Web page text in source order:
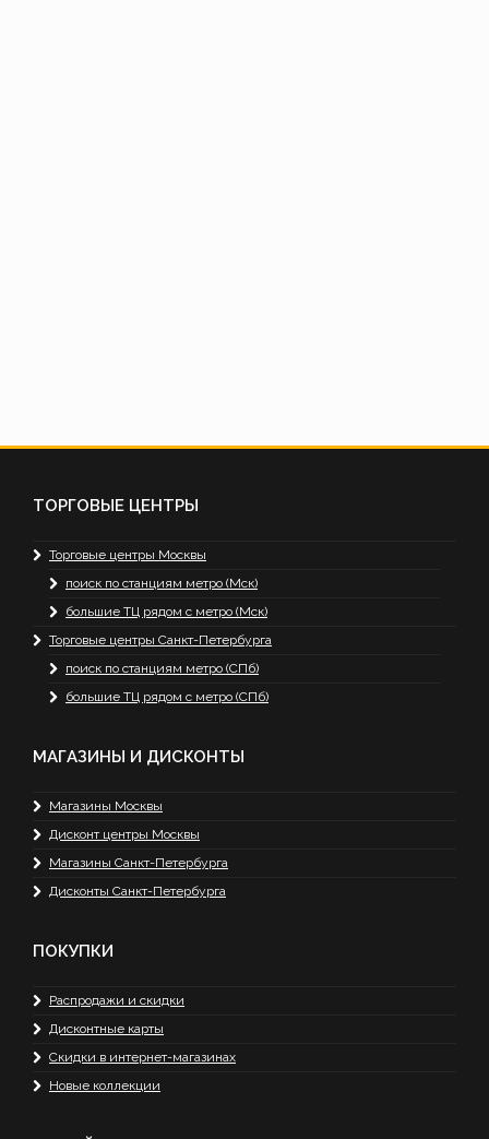
ТОРГОВЫЕ ЦЕНТРЫ
Торговые центры Москвы
поиск по станциям метро (Мск)
большие ТЦ рядом с метро (Мск)
Торговые центры Санкт-Петербурга
поиск по станциям метро (СПб)
большие ТЦ рядом с метро (СПб)
МАГАЗИНЫ И ДИСКОНТЫ
Магазины Москвы
Дисконт центры Москвы
Магазины Санкт-Петербурга
Дисконты Санкт-Петербурга
ПОКУПКИ
Распродажи и скидки
Дисконтные карты
Скидки в интернет-магазинах
Новые коллекции